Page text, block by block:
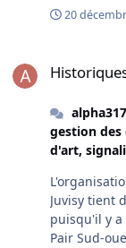
des-
https://
resistance-et-
20
gestion
d'art,
Juvisy tient
puisqu'il y a
Pair Sud-